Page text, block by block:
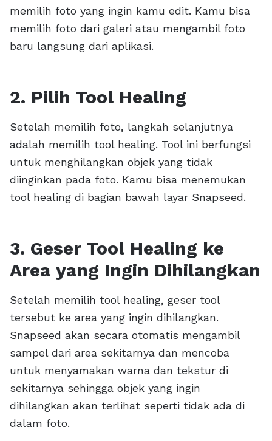
memilih foto yang ingin kamu edit. Kamu bisa
memilih foto dari galeri atau mengambil foto
baru langsung dari aplikasi.
2. Pilih Tool Healing
Setelah memilih foto, langkah selanjutnya
adalah memilih tool healing. Tool ini berfungsi
untuk menghilangkan objek yang tidak
diinginkan pada foto. Kamu bisa menemukan
tool healing di bagian bawah layar Snapseed.
3. Geser Tool Healing ke
Area yang Ingin Dihilangkan
Setelah memilih tool healing, geser tool
tersebut ke area yang ingin dihilangkan.
Snapseed akan secara otomatis mengambil
sampel dari area sekitarnya dan mencoba
untuk menyamakan warna dan tekstur di
sekitarnya sehingga objek yang ingin
dihilangkan akan terlihat seperti tidak ada di
dalam foto.